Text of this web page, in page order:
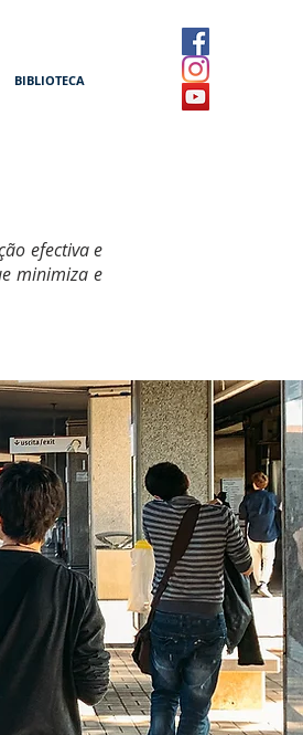
BIBLIOTECA
efectiva e
minimiza e